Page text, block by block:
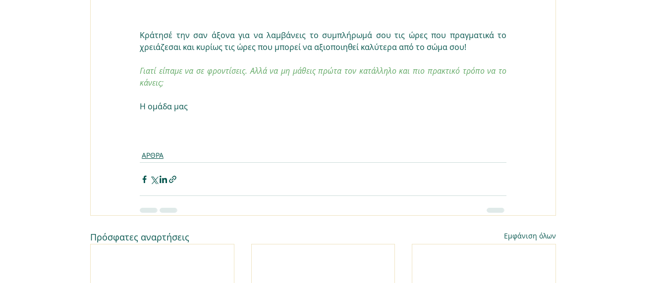
Κράτησέ την σαν άξονα για να λαμβάνεις το συμπλήρωμά σου τις ώρες που πραγματικά το
χρειάζεσαι και κυρίως τις ώρες που μπορεί να αξιοποιηθεί καλύτερα από το σώμα σου!
Γιατί είπαμε να σε φροντίσεις. Αλλά να μη μάθεις πρώτα τον κατάλληλο και πιο πρακτικό τρόπο να το
κάνεις;
Η ομάδα μας
ΑΡΘΡΑ
Πρόσφατες αναρτήσεις Εμφάνιση όλων